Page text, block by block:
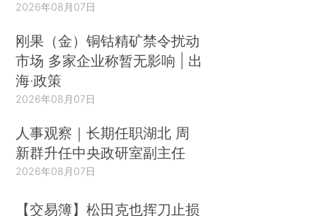
2026年08月07日
刚果（金）铜钴精矿禁令扰动
市场 多家企业称暂无影响 | 出
海·政策
2026年08月07日
人事观察｜长期任职湖北 周
新群升任中央政研室副主任
2026年08月07日
【交易簿】松田克也挥刀止损